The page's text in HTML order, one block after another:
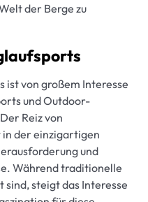
der Berge zu
ist von großem Interesse
und Outdoor-
Reiz von
der einzigartigen
und
Während traditionelle
steigt das Interesse